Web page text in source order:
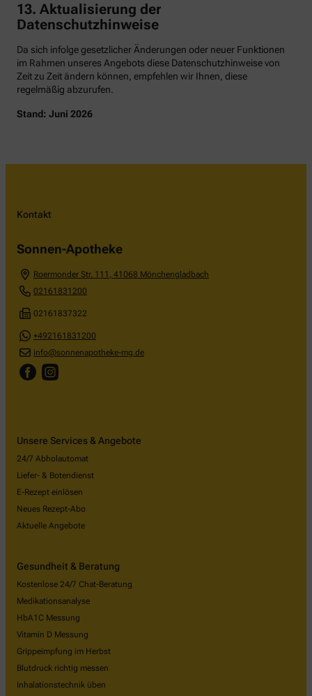
13. Aktualisierung der
Datenschutzhinweise
Da sich infolge gesetzlicher Änderungen oder neuer Funktionen
im Rahmen unseres Angebots diese Datenschutzhinweise von
Zeit zu Zeit ändern können, empfehlen wir Ihnen, diese
regelmäßig abzurufen.
Stand: Juni 2026
Kontakt
Sonnen-Apotheke
Roermonder Str. 111 , 41068 Mönchengladbach
02161831200
02161837322
+492161831200
info@sonnenapotheke-mg.de
Unsere Services & Angebote
24/7 Abholautomat
Liefer- & Botendienst
E-Rezept einlösen
Neues Rezept-Abo
Aktuelle Angebote
Gesundheit & Beratung
Kostenlose 24/7 Chat-Beratung
Medikationsanalyse
HbA1C Messung
Vitamin D Messung
Grippeimpfung im Herbst
Blutdruck richtig messen
Inhalationstechnik üben